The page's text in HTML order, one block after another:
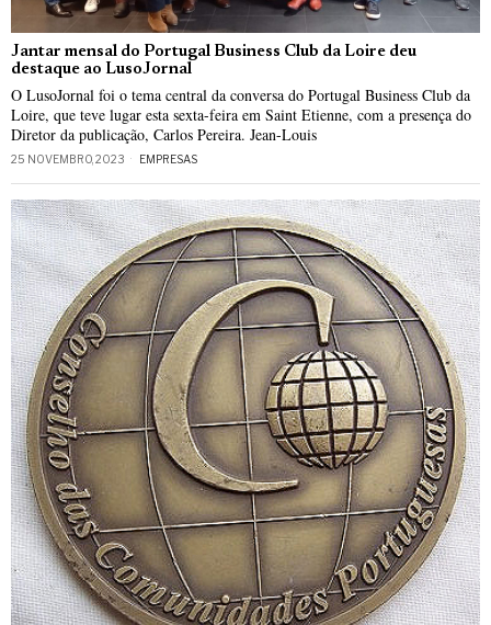
Jantar mensal do Portugal Business Club da Loire deu
destaque ao LusoJornal
O LusoJornal foi o tema central da conversa do Portugal Business Club da
Loire, que teve lugar esta sexta-feira em Saint Etienne, com a presença do
Diretor da publicação, Carlos Pereira. Jean-Louis
25 NOVEMBRO, 2023 EMPRESAS